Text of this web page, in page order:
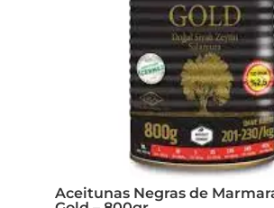
Aceitunas Negras de